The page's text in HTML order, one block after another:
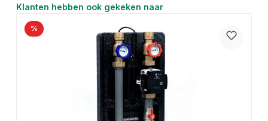
Productgalerij overslaan
Klanten hebben ook gekeken naar
%